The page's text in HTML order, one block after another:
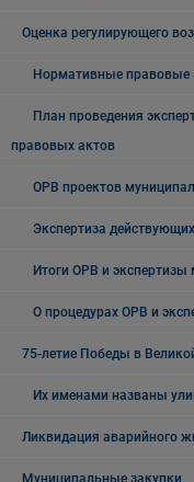
Оценка регулирующего
Нормативные
План проведения
правовых актов
ОРВ проектов
Экспертиза
Итоги ОРВ и
О процедурах ОРВ и
75-летие Победы в
Их именами названы
Ликвидация аварийного
Муниципальные закупки